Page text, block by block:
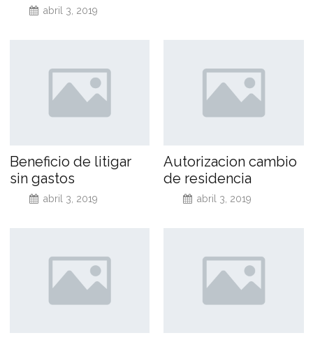
abril 3, 2019
Beneficio de litigar
sin gastos
abril 3, 2019
Autorizacion cambio
de residencia
abril 3, 2019